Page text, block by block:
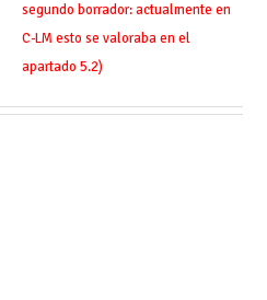
segundo borrador: actualmente en
C-LM esto se valoraba en el
apartado 5.2)